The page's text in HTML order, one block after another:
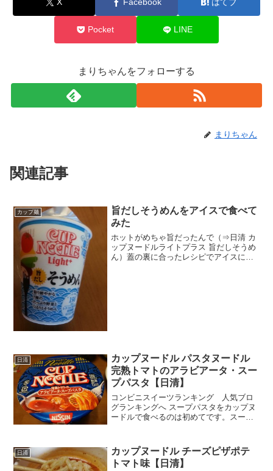
Pocket LINE
まりちゃんをフォローする
まりちゃん
関連記事
カップ麺
旨だしそうめんをアイスで食べて
みた
ホットがめちゃ旨だったんで（⇒日清 カ
ップヌードルライトプラス 旨だしそうめ
ん）蓋の裏に合ったレシピでアイスにチ
日清
カップヌードル パスタヌードル
完熟トマトのアラビアータ・スー
プパスタ【日清】
コンビニスイーツランキング 人気ブロ
グランキングへ スープパスタをカップヌ
ードルで食べるのは初めてです。スープ
ましたが、これはカロリーも通常のカッ
プ麺レベルだし、何よ...
日清
カップヌードル チーズピザポテ
トマト味【日清】